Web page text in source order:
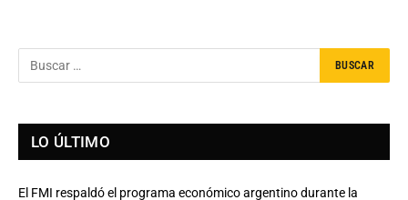
LO ÚLTIMO
El FMI respaldó el programa económico argentino durante la